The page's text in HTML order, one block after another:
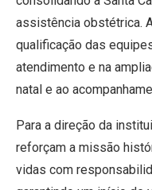
assistência obstétrica.
qualificação das
atendimento e na
natal e ao
Para a direção da
reforçam a missão
vidas com